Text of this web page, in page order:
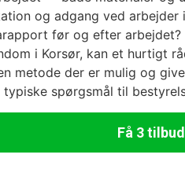
og adgang ved arbejder
før og efter arbejdet?
i Korsør, kan et
metode der er mulig og
spørgsmål til
Få 3